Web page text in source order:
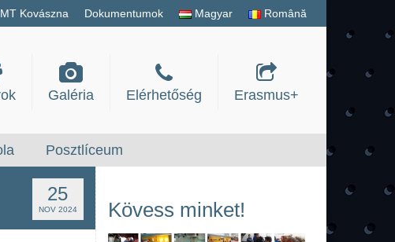
MT Kovászna Dokumentumok Magyar Română
Galéria Elérhetőség Erasmus+
Posztlíceum
25
NOV 2024 Kövess minket!